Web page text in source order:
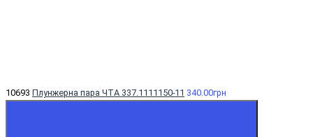
10693 Плунжерна пара ЧТА 337.1111150-11 340.00грн